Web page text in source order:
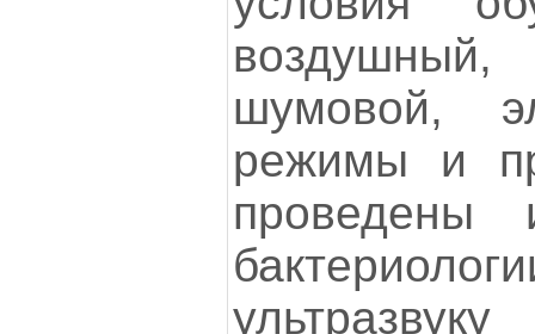
шумовой,
режимы и
проведены